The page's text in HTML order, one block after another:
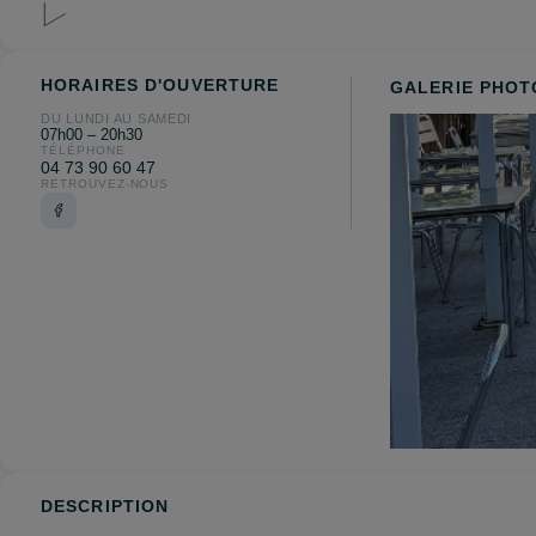
HORAIRES D'OUVERTURE
DU LUNDI AU SAMEDI
07h00 – 20h30
TÉLÉPHONE
04 73 90 60 47
RETROUVEZ-NOUS
GALERIE
DESCRIPTION